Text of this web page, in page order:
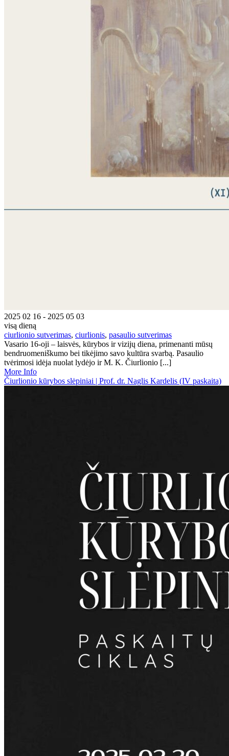
2025 02 16 - 2025 05 03
visą dieną
ciurlionio sutverimas, ciurlionis, pasaulio sutverimas
Vasario 16-oji – laisvės, kūrybos ir vizijų diena, primenanti mūsų
bendruomeniškumo bei tikėjimo savo kultūra svarbą. Pasaulio
tvėrimosi idėja nuolat lydėjo ir M. K. Čiurlionio [...]
More Info
Čiurlionio kūrybos slėpiniai | Prof. dr. Naglis Kardelis (IV paskaita)